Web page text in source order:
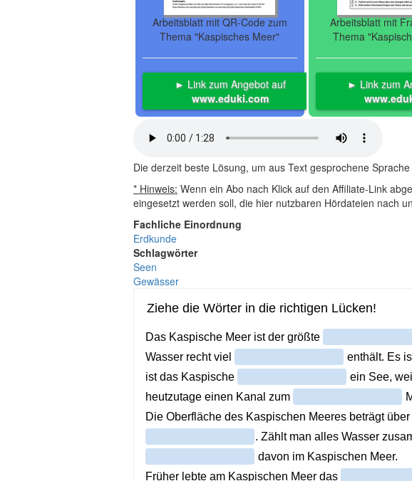
Arbeitsblatt mit QR-Code zum
Thema "Kaspisches Meer"
► Link zum Angebot auf
www.eduki.com
Arbeitsblatt mit
Thema
► Link zum
Die derzeit beste Lösung, um aus Text gesprochene
* Hinweis: Wenn ein Abo nach Klick auf den Affiliate-Link
eingesetzt werden soll, die hier nutzbaren Hördateien nach
Fachliche Einordnung
Erdkunde
Schlagwörter
Seen
Gewässer